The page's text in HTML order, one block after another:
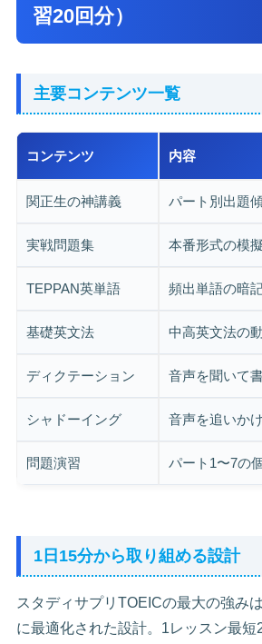
習20回分）
主要コンテンツ一覧
コンテンツ 内容
関正生の神講義 パート別出題
実戦問題集 本番形式の模
TEPPAN英単語 頻出単語の暗
基礎英文法 中高英文法の
ディクテーション 音声を聞いて
シャドーイング 音声を追いか
問題演習 パート1〜7の
1日15分から取り組める設計
スタディサプリTOEICの最大の強み
に最適化された設計。1レッスン最短